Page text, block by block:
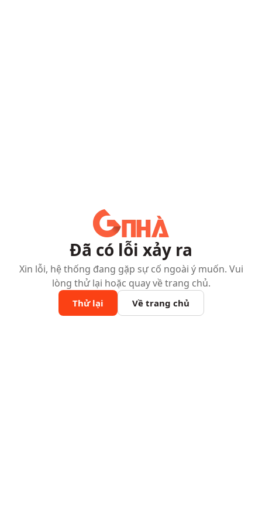
Đã có lỗi xảy ra
Xin lỗi, hệ thống đang gặp sự cố ngoài ý muốn. Vui
lòng thử lại hoặc quay về trang chủ.
Thử lại Về trang chủ